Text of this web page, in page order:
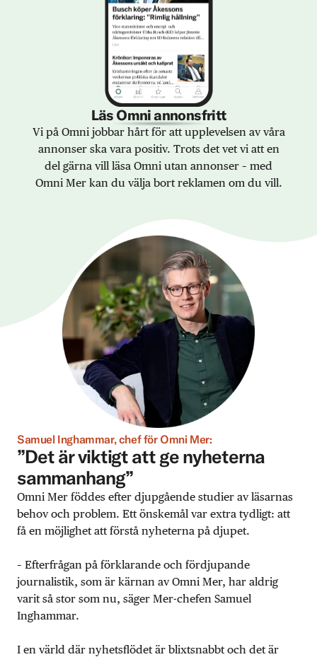
Läs Omni annonsfritt
Vi på Omni jobbar hårt för att upplevelsen av våra
annonser ska vara positiv. Trots det vet vi att en
del gärna vill läsa Omni utan annonser – med
Omni Mer kan du välja bort reklamen om du vill.
Samuel Inghammar, chef för Omni Mer:
”Det är viktigt att ge nyheterna
sammanhang”
Omni Mer föddes efter djupgående studier av läsarnas
behov och problem. Ett önskemål var extra tydligt: att
få en möjlighet att förstå nyheterna på djupet.
– Efterfrågan på förklarande och fördjupande
journalistik, som är kärnan av Omni Mer, har aldrig
varit så stor som nu, säger Mer-chefen Samuel
Inghammar.
I en värld där nyhetsflödet är blixtsnabbt och det är